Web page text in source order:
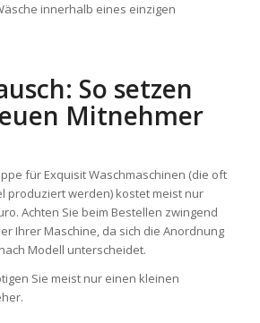
innerhalb eines einzigen
So setzen
Mitnehmer
für Exquisit Waschmaschinen (die oft
produziert werden) kostet meist nur
Achten Sie beim Bestellen zwingend
Ihrer Maschine, da sich die Anordnung
Modell unterscheidet.
Sie meist nur einen kleinen